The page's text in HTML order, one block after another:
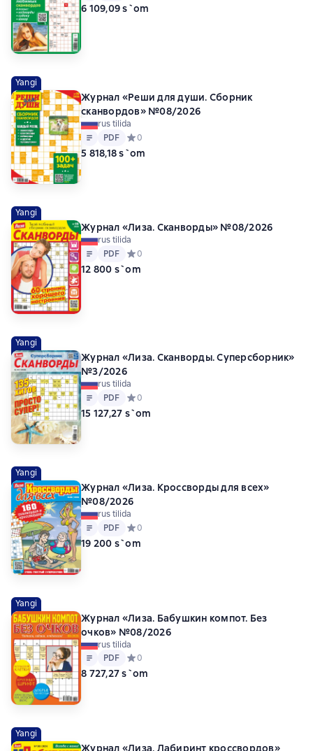
6 109,09 s`om
Yangi
Журнал «Реши для души. Сборник
сканвордов» №08/2026
rus tilida
Matn
PDF
PDF Средний рейтинг 0 на основе 0 оценок
0
5 818,18 s`om
Yangi
Журнал «Лиза. Сканворды» №08/2026
rus tilida
Matn
PDF
PDF Средний рейтинг 0 на основе 0 оценок
0
12 800 s`om
Yangi
Журнал «Лиза. Сканворды. Суперсборник»
№3/2026
rus tilida
Matn
PDF
PDF Средний рейтинг 0 на основе 0 оценок
0
15 127,27 s`om
Yangi
Журнал «Лиза. Кроссворды для всех»
№08/2026
rus tilida
Matn
PDF
PDF Средний рейтинг 0 на основе 0 оценок
0
19 200 s`om
Yangi
Журнал «Лиза. Бабушкин компот. Без
очков» №08/2026
rus tilida
Matn
PDF
PDF Средний рейтинг 0 на основе 0 оценок
0
8 727,27 s`om
Yangi
Журнал «Лиза. Лабиринт кроссвордов»